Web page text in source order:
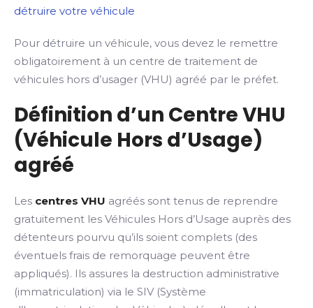
détruire votre véhicule
Pour détruire un véhicule, vous devez le remettre
obligatoirement à un centre de traitement de
véhicules hors d’usager (VHU) agréé par le préfet.
Définition d’un Centre VHU
(Véhicule Hors d’Usage)
agréé
Les centres VHU agréés sont tenus de reprendre
gratuitement les Véhicules Hors d’Usage auprès des
détenteurs pourvu qu’ils soient complets (des
éventuels frais de remorquage peuvent être
appliqués). Ils assures la destruction administrative
(immatriculation) via le SIV (Système